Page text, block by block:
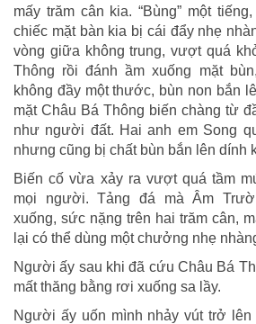
mấy trăm cân kia. “Bùng” một
chiếc mặt bàn kia bị cái đẩy nhẹ
vòng giữa không trung, vượt quá
Thông rồi đánh ầm xuống mặt
không đầy một thước, bùn non bắn
mặt Châu Bá Thông biến chàng từ
như người đất. Hai anh em Song
nhưng cũng bị chất bùn bắn lên dính
Biến cố vừa xảy ra vượt quá tầm
mọi người. Tảng đá mà Âm
xuống, sức nặng trên hai trăm cân,
lại có thể dùng một chưởng nhẹ
Người ấy sau khi đã cứu Châu Bá
mất thăng bằng rơi xuống sa lầy.
Người ấy uốn mình nhảy vút trở